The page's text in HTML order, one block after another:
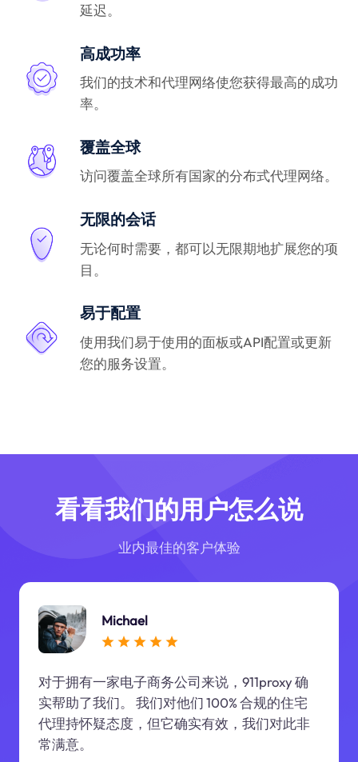
延迟。
高成功率
我们的技术和代理网络使您获得最高的成功
率。
覆盖全球
访问覆盖全球所有国家的分布式代理网络。
无限的会话
无论何时需要，都可以无限期地扩展您的项
目。
易于配置
使用我们易于使用的面板或API配置或更新
您的服务设置。
看看我们的用户怎么说
业内最佳的客户体验
Michael
对于拥有一家电子商务公司来说，911proxy 确
实帮助了我们。 我们对他们 100% 合规的住宅
代理持怀疑态度，但它确实有效，我们对此非
常满意。